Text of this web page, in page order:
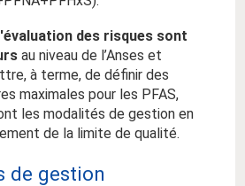
des risques sont
au niveau de l’Anses et
à terme, de définir des
maximales pour les PFAS,
les modalités de gestion en
de la limite de qualité.
de gestion